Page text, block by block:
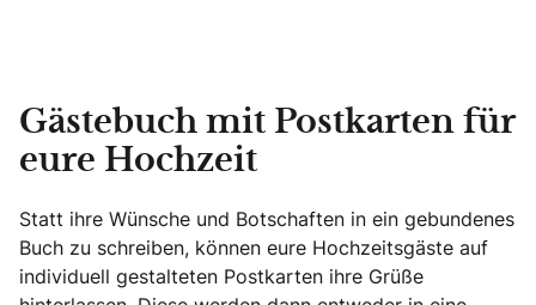
Gästebuch mit Postkarten für
eure Hochzeit
Statt ihre Wünsche und Botschaften in ein gebundenes
Buch zu schreiben, können eure Hochzeitsgäste auf
individuell gestalteten Postkarten ihre Grüße